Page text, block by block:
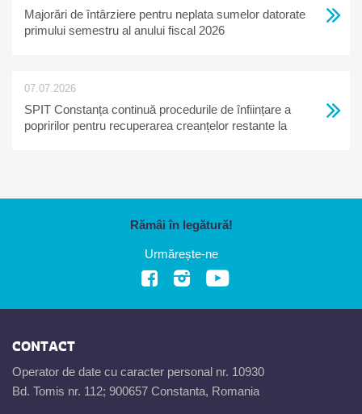
Majorări de întârziere pentru neplata sumelor datorate
primului semestru al anului fiscal 2026
07.07.2026
SPIT Constanța continuă procedurile de înființare a
popririlor pentru recuperarea creanțelor restante la
Rămâi în legătură!
Urmărește-ne
CONTACT
Operator de date cu caracter personal nr. 10930
Bd. Tomis nr. 112; 900657 Constanta, Romania